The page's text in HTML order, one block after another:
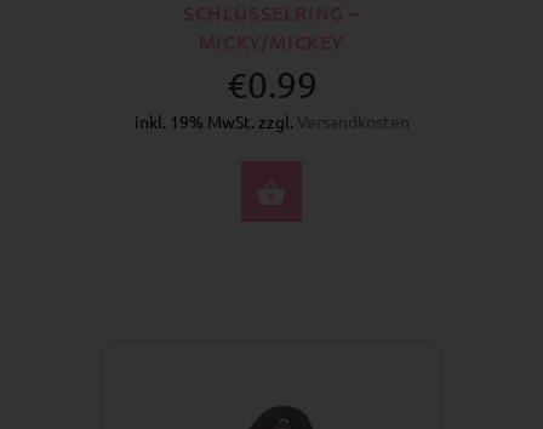
€0.99
inkl. 19% MwSt. zzgl. Versandkosten